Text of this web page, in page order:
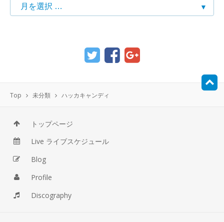
Top 未分類 ハッカキャンディ
トップページ
Live ライブスケジュール
Blog
Profile
Discography